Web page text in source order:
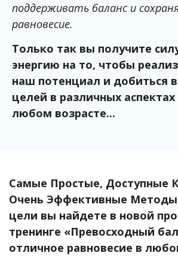
поддерживать баланс и
равновесие.
Только так вы получите
энергию на то, чтобы
наш потенциал и добиться
целей в различных
любом возрасте...
Самые Простые, Доступные
Очень Эффективные Методы
цели вы найдете в новой
тренинге «Превосходный
отличное равновесие в